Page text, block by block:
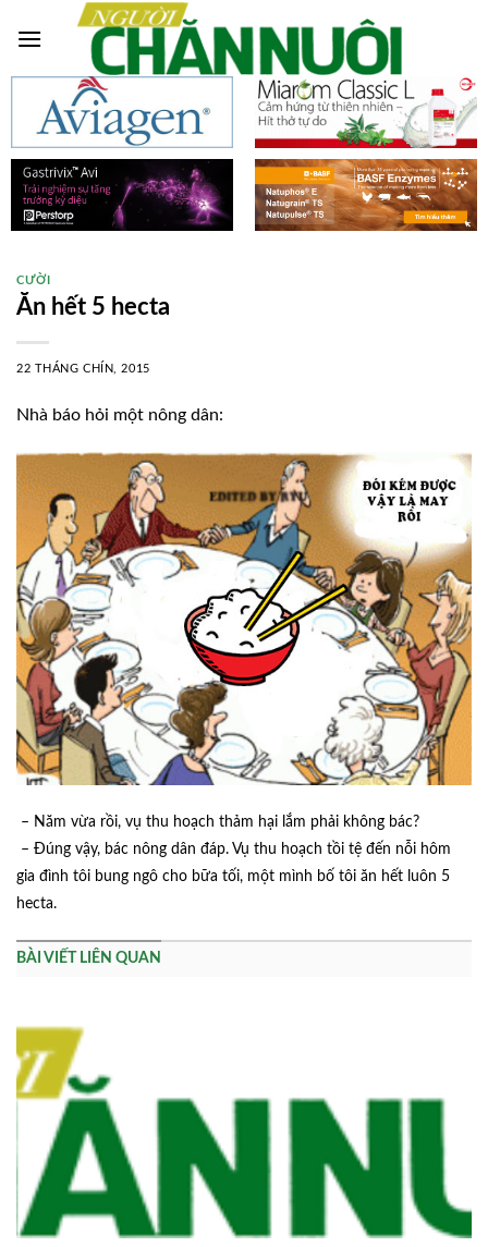
CƯỜI
Ăn hết 5 hecta
22 THÁNG CHÍN, 2015
Nhà báo hỏi một nông dân:
– Năm vừa rồi, vụ thu hoạch thảm hại lắm phải không bác?
– Đúng vậy, bác nông dân đáp. Vụ thu hoạch tồi tệ đến nỗi hôm
gia đình tôi bung ngô cho bữa tối, một mình bố tôi ăn hết luôn 5
hecta.
BÀI VIẾT LIÊN QUAN